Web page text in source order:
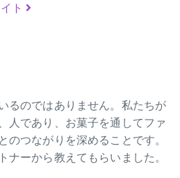
ト
るのではありません。私たちが
人であり、お菓子を通してファ
のつながりを深めることです。
ナーから教えてもらいました。